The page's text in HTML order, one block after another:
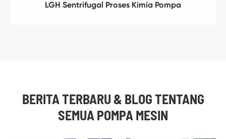
LGH Sentrifugal Proses Kimia Pompa
BERITA TERBARU & BLOG TENTANG
SEMUA POMPA MESIN